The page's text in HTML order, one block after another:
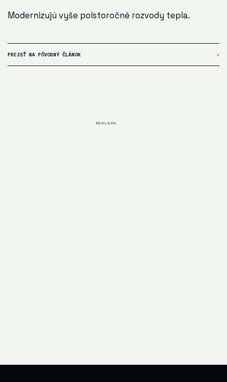
Modernizujú vyše polstoročné rozvody tepla.
PREJSŤ NA PÔVODNÝ ČLÁNOK ↗
REKLAMA